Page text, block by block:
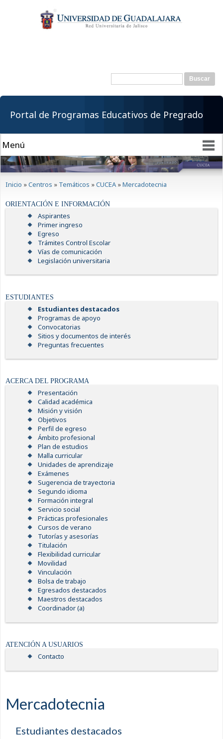
contenido
principal
Formulario de
Buscar
Portal de Programas Educativos de Pregrado
Inicio »Centros » Temáticos »CUCEA »Mercadotecnia
ORIENTACIÓN E INFORMACIÓN
Aspirantes
Primer ingreso
Egreso
Trámites Control Escolar
Vías de comunicación
Legislación universitaria
ESTUDIANTES
Estudiantes destacados
Programas de apoyo
Convocatorias
Sitios y documentos de interés
Preguntas frecuentes
ACERCA DEL PROGRAMA
Presentación
Calidad académica
Misión y visión
Objetivos
Perfil de egreso
Ámbito profesional
Plan de estudios
Malla curricular
Unidades de aprendizaje
Exámenes
Sugerencia de trayectoria
Segundo idioma
Formación integral
Servicio social
Prácticas profesionales
Cursos de verano
Tutorías y asesorías
Titulación
Flexibilidad curricular
Movilidad
Vinculación
Bolsa de trabajo
Egresados destacados
Maestros destacados
Coordinador (a)
ATENCIÓN A USUARIOS
Contacto
Mercadotecnia
Estudiantes destacados